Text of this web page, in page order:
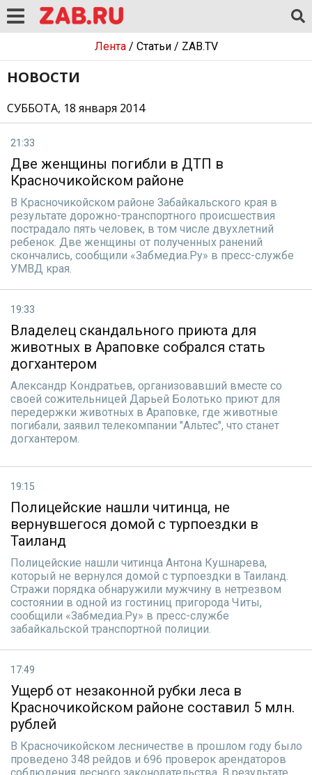
Лента/ Статьи/ ZAB.TV
НОВОСТИ
СУББОТА, 18 января 2014
21:33
Две женщины погибли в ДТП в
Красночикойском районе
В Красночикойском районе Забайкальского края в
результате дорожно-транспортного происшествия
пострадало пять человек, в том числе двухлетний
ребенок. Две женщины от полученных ранений
скончались, сообщили «Забмедиа.Ру» в пресс-службе
УМВД края.
19:33
Владелец скандального приюта для
животных в Араповке собрался стать
догхантером
Александр Кондратьев, организовавший вместе со
своей сожительницей Дарьей Болотько приют для
передержки животных в Араповке, где животные
погибали, заявил телекомпании "Альтес", что станет
догхантером.
19:15
Полицейские нашли читинца, не
вернувшегося домой с турпоездки в
Таиланд
Полицейские нашли читинца Антона Кушнарева,
который не вернулся домой с турпоездки в Таиланд.
Стражи порядка обнаружили мужчину в нетрезвом
состоянии в одной из гостиниц пригорода Читы,
сообщили «Забмедиа.Ру» в пресс-службе
забайкальской транспортной полиции.
17:49
Ущерб от незаконной рубки леса в
Красночикойском районе составил 5 млн.
рублей
В Красночикойском лесничестве в прошлом году было
проведено 348 рейдов и 696 проверок арендаторов